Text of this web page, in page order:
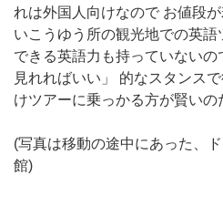
れは外国人向けなので お値段
いこうゆう所の観光地での英
できる英語力も持っていない
見れればいい」 的なスタンス
けツアーに乗っかる方が賢いの
(写真は移動の途中にあった、
館)